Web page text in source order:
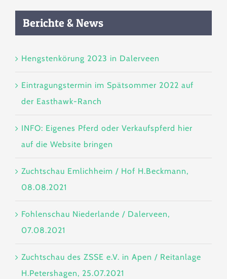
Berichte & News
Hengstenkörung 2023 in Dalerveen
Eintragungstermin im Spätsommer 2022 auf
der Easthawk-Ranch
INFO: Eigenes Pferd oder Verkaufspferd hier
auf die Website bringen
Zuchtschau Emlichheim / Hof H.Beckmann,
08.08.2021
Fohlenschau Niederlande / Dalerveen,
07.08.2021
Zuchtschau des ZSSE e.V. in Apen / Reitanlage
H.Petershagen, 25.07.2021